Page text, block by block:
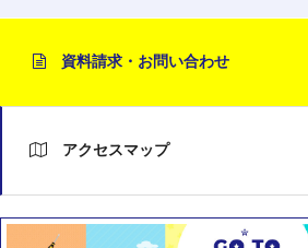
資料請求・お問い合わせ
アクセスマップ